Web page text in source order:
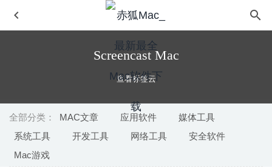
Screencast Mac
查看标签云
全部分类： MAC文章 应用软件
媒体工具
系统工具
开发工具 网络工具
安全软件
Mac游戏
2025-07-31